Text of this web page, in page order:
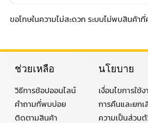
ขอโทษในความไม่สะดวก ระบบไม่พบสินค้าที่
ช่วยเหลือ
วิธีการช้อปออนไลน์
คำถามที่พบบ่อย
ติดตามสินค้า
นโยบาย
เงื่อนไขการใช้ง
การคืนและยก
ความเป็นส่วน